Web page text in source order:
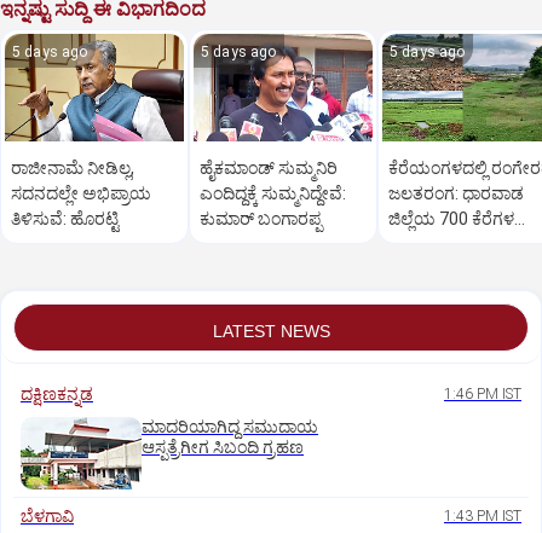
ಇನ್ನಷ್ಟು ಸುದ್ದಿ ಈ ವಿಭಾಗದಿಂದ
5 days ago
ರಾಜೀನಾಮೆ ನೀಡಿಲ್ಲ,
ಸದನದಲ್ಲೇ ಅಭಿಪ್ರಾಯ
ತಿಳಿಸುವೆ: ಹೊರಟ್ಟಿ
5 days ago
ಹೈಕಮಾಂಡ್ ಸುಮ್ಮನಿರಿ
ಎಂದಿದ್ದಕ್ಕೆ ಸುಮ್ಮನಿದ್ದೇವೆ:
ಕುಮಾರ್ ಬಂಗಾರಪ್ಪ
5 days ago
ಕೆರೆಯಂಗಳದಲ್ಲಿ
ಜಲತರಂಗ: ಧಾರವಾಡ
ಜಿಲ್ಲೆಯ 700 ಕೆರೆಗಳ
LATEST NEWS
ದಕ್ಷಿಣಕನ್ನಡ 1:46 PM IST
ಮಾದರಿಯಾಗಿದ್ದ ಸಮುದಾಯ
ಆಸ್ಪತ್ರೆಗೀಗ ಸಿಬಂದಿ ಗ್ರಹಣ
ಬೆಳಗಾವಿ 1:43 PM IST